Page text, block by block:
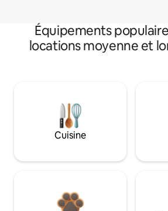
Équipements
locations moyenne et
Cuisine